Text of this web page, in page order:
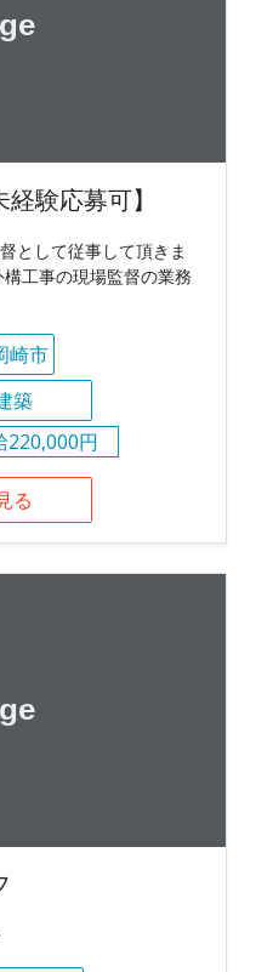
験応募可】
として従事して頂きま
工事の現場監督の業務
崎市
築
220,000円
る